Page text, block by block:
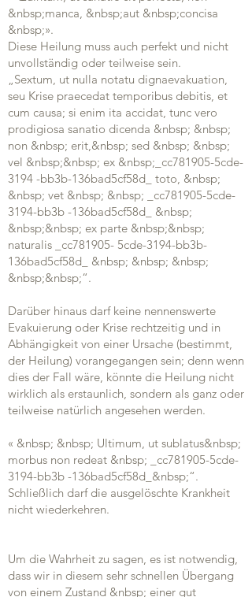
&nbsp;manca, &nbsp;aut &nbsp;concisa
&nbsp;».
Diese Heilung muss auch perfekt und nicht
unvollständig oder teilweise sein.
„Sextum, ut nulla notatu dignaevakuation,
seu Krise praecedat temporibus debitis, et
cum causa; si enim ita accidat, tunc vero
prodigiosa sanatio dicenda &nbsp; &nbsp;
non &nbsp; erit,&nbsp; sed &nbsp; &nbsp;
vel &nbsp;&nbsp; ex &nbsp;_cc781905-5cde-
3194 -bb3b-136bad5cf58d_ toto, &nbsp;
&nbsp; vet &nbsp; &nbsp; _cc781905-5cde-
3194-bb3b -136bad5cf58d_ &nbsp;
&nbsp;&nbsp; ex parte &nbsp;&nbsp;
naturalis _cc781905- 5cde-3194-bb3b-
136bad5cf58d_ &nbsp; &nbsp; &nbsp;
&nbsp;&nbsp;“.
Darüber hinaus darf keine nennenswerte
Evakuierung oder Krise rechtzeitig und in
Abhängigkeit von einer Ursache (bestimmt,
der Heilung) vorangegangen sein; denn wenn
dies der Fall wäre, könnte die Heilung nicht
wirklich als erstaunlich, sondern als ganz oder
teilweise natürlich angesehen werden.
« &nbsp; &nbsp; Ultimum, ut sublatus&nbsp;
morbus non redeat &nbsp; _cc781905-5cde-
3194-bb3b -136bad5cf58d_&nbsp;“.
Schließlich darf die ausgelöschte Krankheit
nicht wiederkehren.
Um die Wahrheit zu sagen, es ist notwendig,
dass wir in diesem sehr schnellen Übergang
von einem Zustand &nbsp; einer gut